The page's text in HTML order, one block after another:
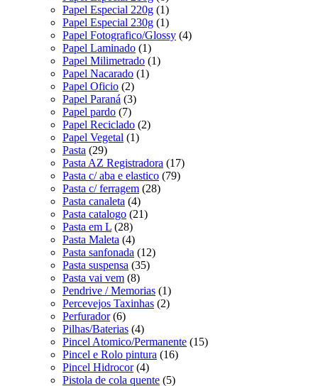
Papel Especial 220g (1)
Papel Especial 230g (1)
Papel Fotografico/Glossy (4)
Papel Laminado (1)
Papel Milimetrado (1)
Papel Nacarado (1)
Papel Oficio (2)
Papel Paraná (3)
Papel pardo (7)
Papel Reciclado (2)
Papel Vegetal (1)
Pasta (29)
Pasta AZ Registradora (17)
Pasta c/ aba e elastico (79)
Pasta c/ ferragem (28)
Pasta canaleta (4)
Pasta catalogo (21)
Pasta em L (28)
Pasta Maleta (4)
Pasta sanfonada (12)
Pasta suspensa (35)
Pasta vai vem (8)
Pendrive / Memorias (1)
Percevejos Taxinhas (2)
Perfurador (6)
Pilhas/Baterias (4)
Pincel Atomico/Permanente (15)
Pincel e Rolo pintura (16)
Pincel Hidrocor (4)
Pistola de cola quente (5)